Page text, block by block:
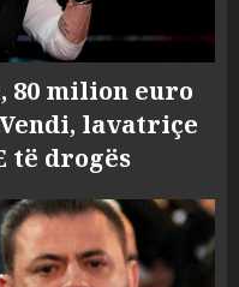
80 milion euro
lavatriçe
të drogës